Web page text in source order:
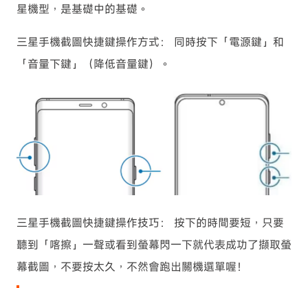
星機型，是基礎中的基礎。
三星手機截圖快捷鍵操作方式： 同時按下「電源鍵」和
「音量下鍵」（降低音量鍵）。
三星手機截圖快捷鍵操作技巧： 按下的時間要短，只要
聽到「喀擦」一聲或看到螢幕閃一下就代表成功了擷取螢
幕截圖，不要按太久，不然會跑出關機選單喔！